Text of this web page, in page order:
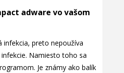
adware vo vašom
infekcia, preto nepoužíva
Namiesto toho sa
Je známy ako balík